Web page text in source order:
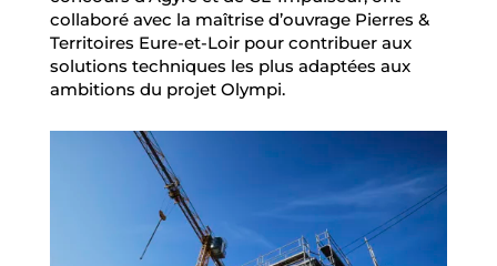
collaboré avec la maîtrise d’ouvrage Pierres &
Territoires Eure-et-Loir pour contribuer aux
solutions techniques les plus adaptées aux
ambitions du projet Olympi.